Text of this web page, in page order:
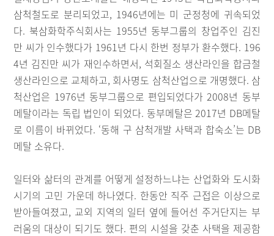
삼척철도로 분리되었고, 1946년에는 미 군정청에 귀속되었
다. 북삼화학주식회사는 1955년 동부그룹의 창업주인 김진
만 씨가 인수했다가 1961년 다시 한번 정부가 환수했다. 196
4년 김진만 씨가 재인수하면서, 석회질소 생산라인을 합금철
생산라인으로 교체하고, 회사명도 삼척산업으로 개명했다. 삼
척산업은 1976년 동부그룹으로 편입되었다가 2008년 동부
메탈이라는 독립 법인이 되었다. 동부메탈은 2017년 DB메탈
로 이름이 바뀌었다. ‘동해 구 삼척개발 사택과 합숙소’는 DB
메탈 소유다.
일터와 삶터의 관계를 어떻게 설정하느냐는 산업화와 도시화
시기의 고민 가운데 하나였다. 한동안 직주 근접은 이상으로
받아들여졌고, 교외 지역의 일터 옆에 들어선 주거단지는 부
러움의 대상이 되기도 했다. 편의 시설을 갖춘 사택을 제공함